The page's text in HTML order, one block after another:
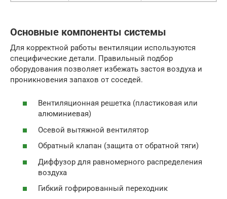
Основные компоненты системы
Для корректной работы вентиляции используются
специфические детали. Правильный подбор
оборудования позволяет избежать застоя воздуха и
проникновения запахов от соседей.
Вентиляционная решетка (пластиковая или
алюминиевая)
Осевой вытяжной вентилятор
Обратный клапан (защита от обратной тяги)
Диффузор для равномерного распределения
воздуха
Гибкий гофрированный переходник